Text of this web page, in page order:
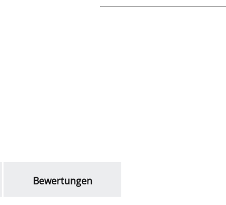
Bewertungen